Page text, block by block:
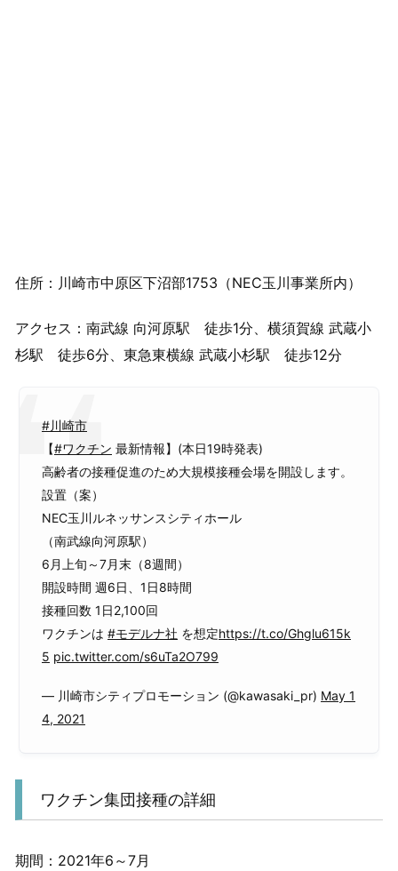
住所：川崎市中原区下沼部1753（NEC玉川事業所内）
アクセス：南武線 向河原駅 徒歩1分、横須賀線 武蔵小
杉駅 徒歩6分、東急東横線 武蔵小杉駅 徒歩12分
#川崎市
【#ワクチン 最新情報】(本日19時発表)
高齢者の接種促進のため大規模接種会場を開設します。
設置（案）
NEC玉川ルネッサンスシティホール
（南武線向河原駅）
6月上旬～7月末（8週間）
開設時間 週6日、1日8時間
接種回数 1日2,100回
ワクチンは #モデルナ社 を想定https://t.co/Ghglu615k
5 pic.twitter.com/s6uTa2O799
— 川崎市シティプロモーション (@kawasaki_pr) May 1
4, 2021
ワクチン集団接種の詳細
期間：2021年6～7月